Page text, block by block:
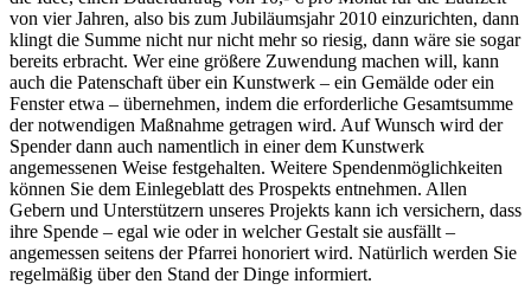
von vier Jahren, also bis zum Jubiläumsjahr 2010 einzurichten, dann
klingt die Summe nicht nur nicht mehr so riesig, dann wäre sie sogar
bereits erbracht. Wer eine größere Zuwendung machen will, kann
auch die Patenschaft über ein Kunstwerk – ein Gemälde oder ein
Fenster etwa – übernehmen, indem die erforderliche Gesamtsumme
der notwendigen Maßnahme getragen wird. Auf Wunsch wird der
Spender dann auch namentlich in einer dem Kunstwerk
angemessenen Weise festgehalten. Weitere Spendenmöglichkeiten
können Sie dem Einlegeblatt des Prospekts entnehmen. Allen
Gebern und Unterstützern unseres Projekts kann ich versichern, dass
ihre Spende – egal wie oder in welcher Gestalt sie ausfällt –
angemessen seitens der Pfarrei honoriert wird. Natürlich werden Sie
regelmäßig über den Stand der Dinge informiert.